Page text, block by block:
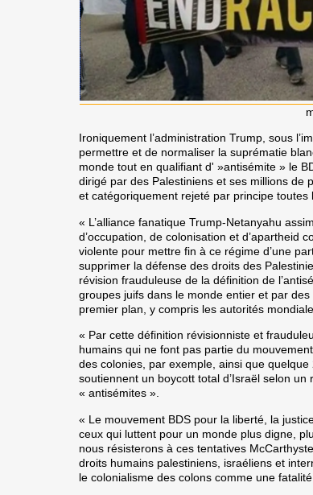
Ironiquement l’administration Trump, sous
permettre et de normaliser la suprématie
monde tout en qualifiant d' »antisémite » le
dirigé par des Palestiniens et ses millions de
et catégoriquement rejeté par principe
« L’alliance fanatique Trump-Netanyahu
d’occupation, de colonisation et d’apartheid
violente pour mettre fin à ce régime d’une
supprimer la défense des droits des
révision frauduleuse de la définition de
groupes juifs dans le monde entier et par
premier plan, y compris les autorités
« Par cette définition révisionniste et
humains qui ne font pas partie du
des colonies, par exemple, ainsi que
soutiennent un boycott total d’Israël selon
« antisémites ».
« Le mouvement BDS pour la liberté, la
ceux qui luttent pour un monde plus digne,
nous résisterons à ces tentatives
droits humains palestiniens, israéliens et
le colonialisme des colons comme une fatalité